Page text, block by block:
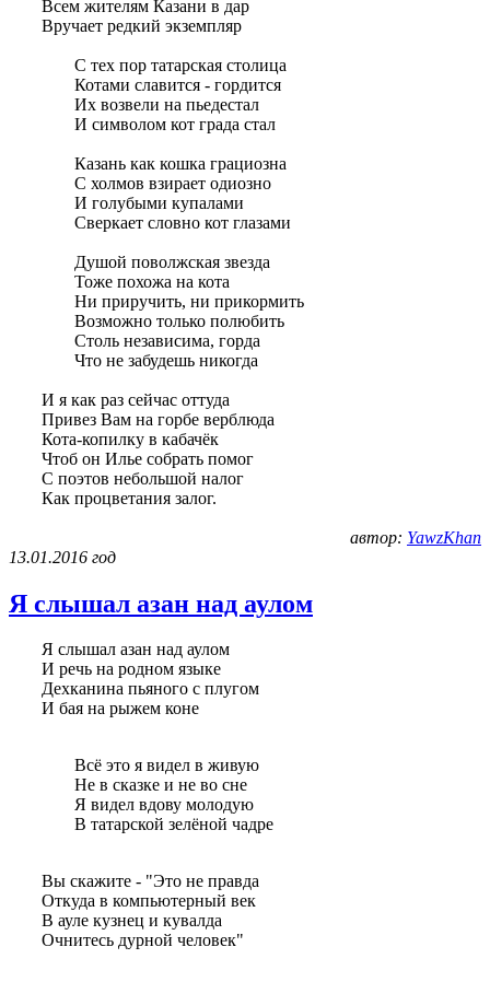
Всем жителям Казани в дар
Вручает редкий экземпляр
С тех пор татарская столица
Котами славится - гордится
Их возвели на пьедестал
И символом кот града стал
Казань как кошка грациозна
С холмов взирает одиозно
И голубыми купалами
Сверкает словно кот глазами
Душой поволжская звезда
Тоже похожа на кота
Ни приручить, ни прикормить
Возможно только полюбить
Столь независима, горда
Что не забудешь никогда
И я как раз сейчас оттуда
Привез Вам на горбе верблюда
Кота-копилку в кабачёк
Чтоб он Илье собрать помог
С поэтов небольшой налог
Как процветания залог.
автор: YawzKhan
13.01.2016 год
Я слышал азан над аулом
Я слышал азан над аулом
И речь на родном языке
Дехканина пьяного с плугом
И бая на рыжем коне
Всё это я видел в живую
Не в сказке и не во сне
Я видел вдову молодую
В татарской зелёной чадре
Вы скажите - "Это не правда
Откуда в компьютерный век
В ауле кузнец и кувалда
Очнитесь дурной человек"